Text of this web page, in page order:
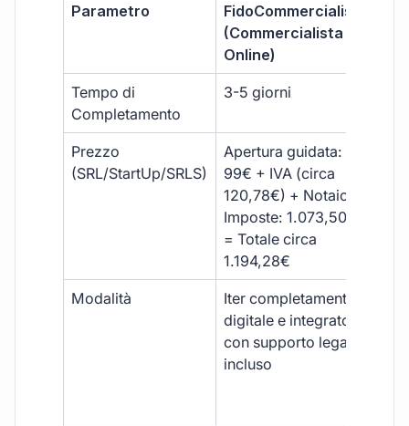
Parametro
FidoCommercialista
(Commercialista
Online)
Tempo di
Completamento
3-5 giorni
Prezzo
(SRL/StartUp/SRLS)
Apertura guidata:
99€ + IVA (circa
120,78€) + Notaio e
Imposte: 1.073,50€
= Totale circa
1.194,28€
Modalità
Iter completamente
digitale e integrato,
con supporto legale
incluso